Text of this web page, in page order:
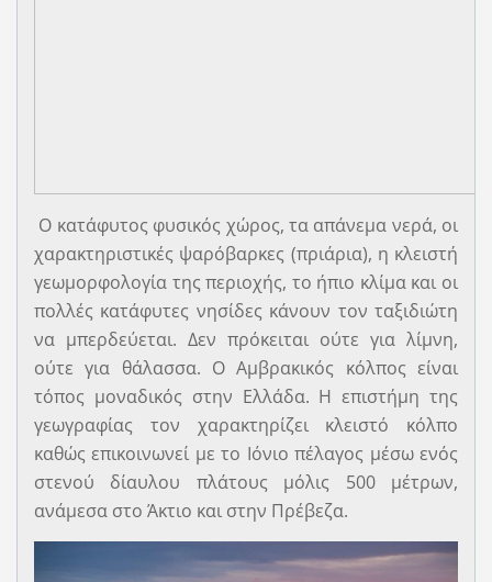
Ο κατάφυτος φυσικός χώρος, τα απάνεμα νερά, οι
χαρακτηριστικές ψαρόβαρκες (πριάρια), η κλειστή
γεωμορφολογία της περιοχής, το ήπιο κλίμα και οι
πολλές κατάφυτες νησίδες κάνουν τον ταξιδιώτη
να μπερδεύεται. Δεν πρόκειται ούτε για λίμνη,
ούτε για θάλασσα. Ο Αμβρακικός κόλπος είναι
τόπος μοναδικός στην Ελλάδα. Η επιστήμη της
γεωγραφίας τον χαρακτηρίζει κλειστό κόλπο
καθώς επικοινωνεί με το Ιόνιο πέλαγος μέσω ενός
στενού δίαυλου πλάτους μόλις 500 μέτρων,
ανάμεσα στο Άκτιο και στην Πρέβεζα.